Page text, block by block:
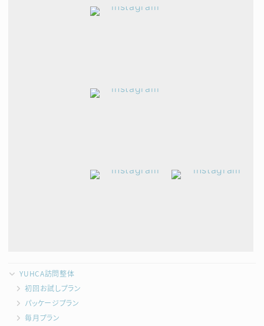
YUHCA訪問整体
初回お試しプラン
パッケージプラン
毎月プラン